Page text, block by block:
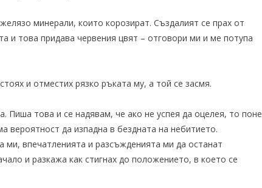
минерали, които корозират. Създалият се прах от
и това придава червения цвят – отговори ми и ме потупа
и отместих рязко ръката му, а той се засмя.
Пиша това и се надявам, че ако не успея да оцелея, то поне
вероятност да изпадна в бездната на небитието.
впечатленията и разсъжденията ми да останат
и разкажа как стигнах до положението, в което се